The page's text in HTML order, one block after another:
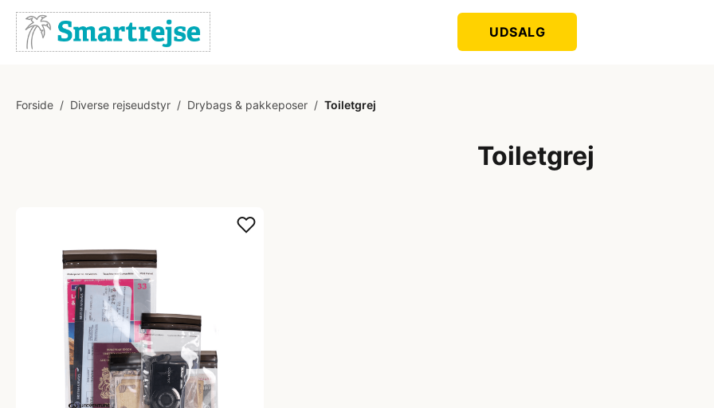
UDSALG
Forside / Diverse rejseudstyr / Drybags & pakkeposer / Toiletgrej
Toiletgrej